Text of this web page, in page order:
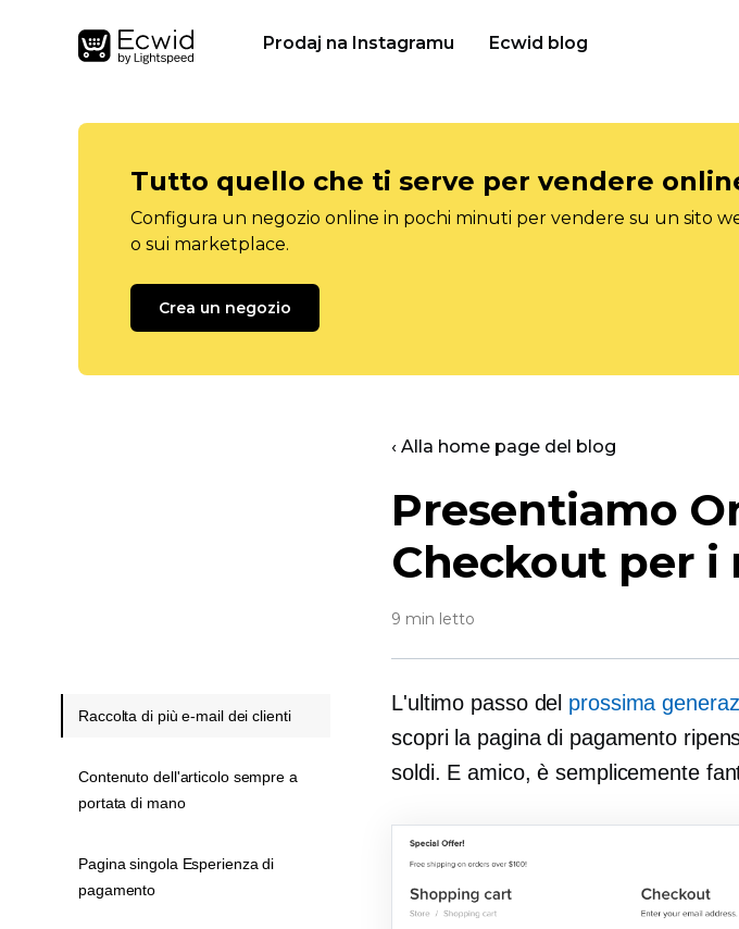
Prodaj na Instagramu Ecwid blog
Tutto quello che ti serve per vendere
Configura un negozio online in pochi minuti per vendere su un sito
o sui marketplace.
Crea un negozio
‹ Alla home page del blog
Presentiamo
Checkout per i
9 min letto
L'ultimo passo del prossima
scopri la pagina di pagamento
soldi. E amico, è semplicemente
Raccolta di più e-mail dei clienti
Contenuto dell'articolo sempre a
portata di mano
Pagina singola Esperienza di
pagamento